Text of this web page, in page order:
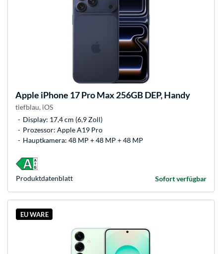
Apple iPhone 17 Pro Max 256GB DEP, Handy
tiefblau, iOS
Display: 17,4 cm (6,9 Zoll)
Prozessor: Apple A19 Pro
Hauptkamera: 48 MP + 48 MP + 48 MP
Sofort verfügbar
Produkt­datenblatt
EU WARE